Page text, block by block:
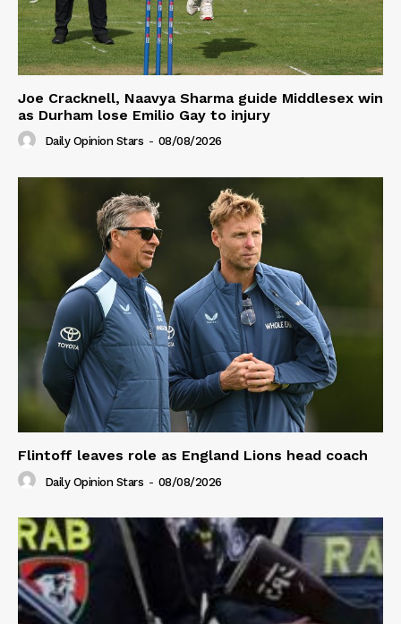
Joe Cracknell, Naavya Sharma guide Middlesex win
as Durham lose Emilio Gay to injury
Daily Opinion Stars - 08/08/2026
Flintoff leaves role as England Lions head coach
Daily Opinion Stars - 08/08/2026